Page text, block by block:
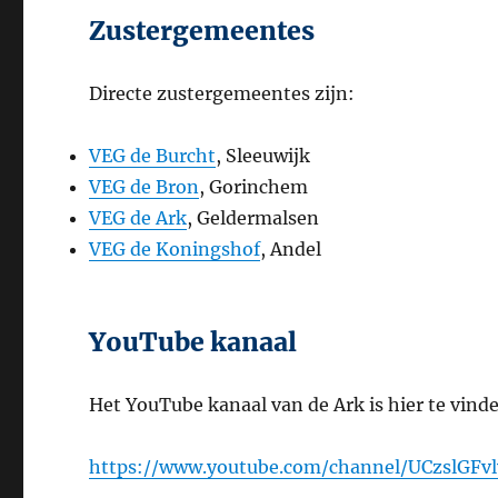
Zustergemeentes
Directe zustergemeentes zijn:
VEG de Burcht, Sleeuwijk
VEG de Bron, Gorinchem
VEG de Ark, Geldermalsen
VEG de Koningshof, Andel
YouTube kanaal
Het YouTube kanaal van de Ark is hier te
https://www.youtube.com/channel/